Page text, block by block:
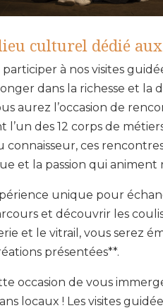
culturel dédié
participer à nos visites
dans la richesse et la
aurez l’occasion de
des 12 corps de
connaisseur, ces
et la passion qui animent
unique pour
et découvrir les
et le vitrail, vous serez
présentées**.
occasion de vous
locaux ! Les visites